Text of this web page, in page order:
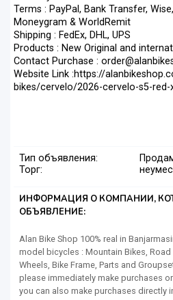
Terms : PayPal, Bank Transfer,
Moneygram & WorldRemit
Shipping : FedEx, DHL, UPS
Products : New Original and
Contact Purchase :
Website Link :https://
bikes/cervelo/2026-cervelo-s5-red-
Тип объявления:
Торг:
ИНФОРМАЦИЯ О КОМПАНИИ,
ОБЪЯВЛЕНИЕ:
Alan Bike Shop 100% real in
model bicycles : Mountain Bikes, Road
Wheels, Bike Frame, Parts and
please immediately make purchases
you can also make purchases directly